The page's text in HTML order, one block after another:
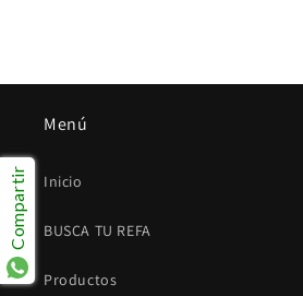
Menú
Inicio
BUSCA TU REFA
Productos
Compartir